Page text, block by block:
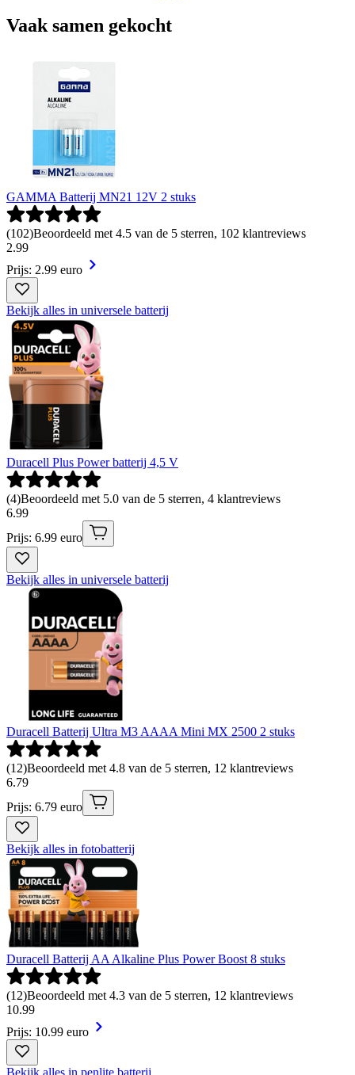
Vaak samen gekocht
GAMMA Batterij MN21 12V 2 stuks
(102)Beoordeeld met 4.5 van de 5 sterren, 102 klantreviews
2.99
Prijs: 2.99 euro
Bekijk alles in universele batterij
Duracell Plus Power batterij 4,5 V
(4)Beoordeeld met 5.0 van de 5 sterren, 4 klantreviews
6.99
Prijs: 6.99 euro
Bekijk alles in universele batterij
Duracell Batterij Ultra M3 AAAA Mini MX 2500 2 stuks
(12)Beoordeeld met 4.8 van de 5 sterren, 12 klantreviews
6.79
Prijs: 6.79 euro
Bekijk alles in fotobatterij
Duracell Batterij AA Alkaline Plus Power Boost 8 stuks
(12)Beoordeeld met 4.3 van de 5 sterren, 12 klantreviews
10.99
Prijs: 10.99 euro
Bekijk alles in penlite batterij